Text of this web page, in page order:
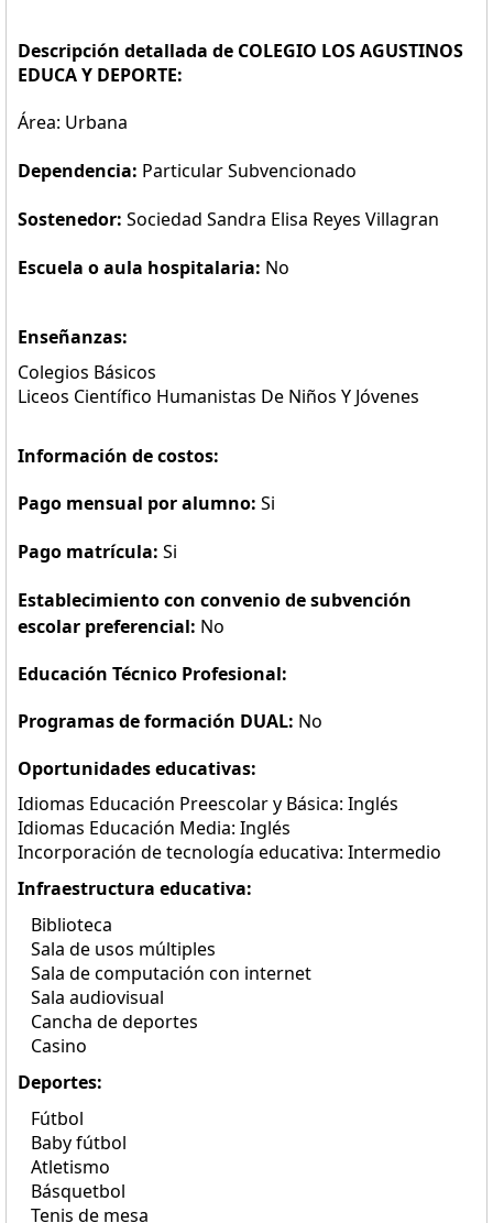
Descripción detallada de COLEGIO LOS AGUSTINOS
EDUCA Y DEPORTE:
Área: Urbana
Dependencia: Particular Subvencionado
Sostenedor: Sociedad Sandra Elisa Reyes Villagran
Escuela o aula hospitalaria: No
Enseñanzas:
Colegios Básicos
Liceos Científico Humanistas De Niños Y Jóvenes
Información de costos:
Pago mensual por alumno: Si
Pago matrícula: Si
Establecimiento con convenio de subvención
escolar preferencial: No
Educación Técnico Profesional:
Programas de formación DUAL: No
Oportunidades educativas:
Idiomas Educación Preescolar y Básica: Inglés
Idiomas Educación Media: Inglés
Incorporación de tecnología educativa: Intermedio
Infraestructura educativa:
Biblioteca
Sala de usos múltiples
Sala de computación con internet
Sala audiovisual
Cancha de deportes
Casino
Deportes:
Fútbol
Baby fútbol
Atletismo
Básquetbol
Tenis de mesa